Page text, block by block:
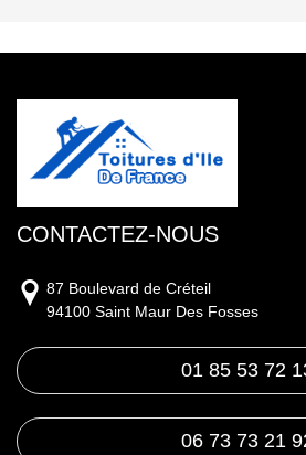
CONTACTEZ-NOUS
87 Boulevard de Créteil
94100 Saint Maur Des Fosses
01 85 53 72
06 73 73 21